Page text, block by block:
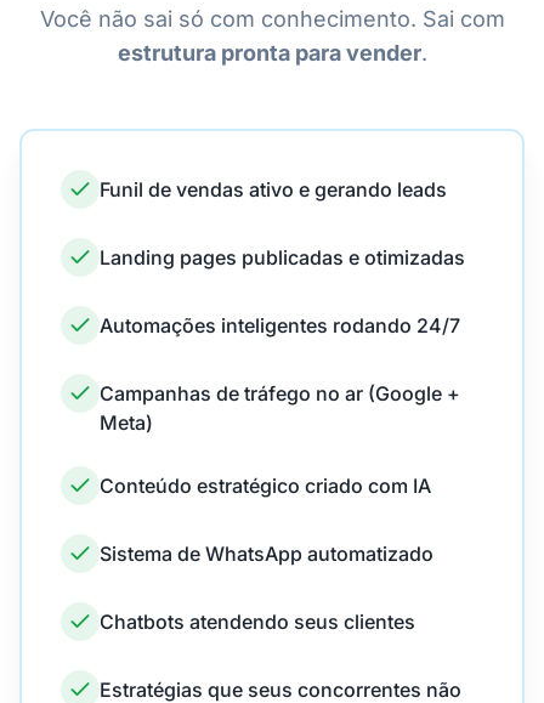
Você não sai só com conhecimento. Sai com
estrutura pronta para vender.
Funil de vendas ativo e gerando leads
Landing pages publicadas e otimizadas
Automações inteligentes rodando 24/7
Campanhas de tráfego no ar (Google +
Meta)
Conteúdo estratégico criado com IA
Sistema de WhatsApp automatizado
Chatbots atendendo seus clientes
Estratégias que seus concorrentes não